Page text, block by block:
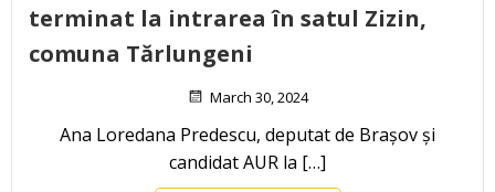
terminat la intrarea în satul Zizin,
comuna Tărlungeni
March 30, 2024
Ana Loredana Predescu, deputat de Brașov și
candidat AUR la […]